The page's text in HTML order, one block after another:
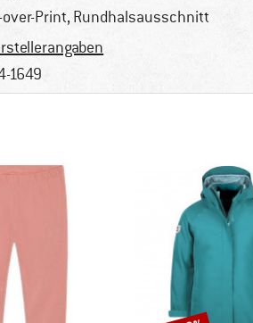
over-Print, Rundhalsausschnitt
1649